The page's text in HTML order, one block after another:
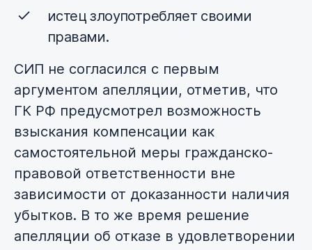
истец злоупотребляет своими
правами.
СИП не согласился с первым
аргументом апелляции, отметив, что
ГК РФ предусмотрел возможность
взыскания компенсации как
самостоятельной меры гражданско-
правовой ответственности вне
зависимости от доказанности наличия
убытков. В то же время решение
апелляции об отказе в удовлетворении